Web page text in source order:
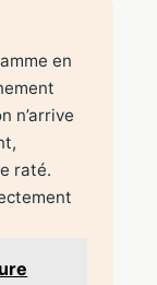
en
n’arrive
raté.